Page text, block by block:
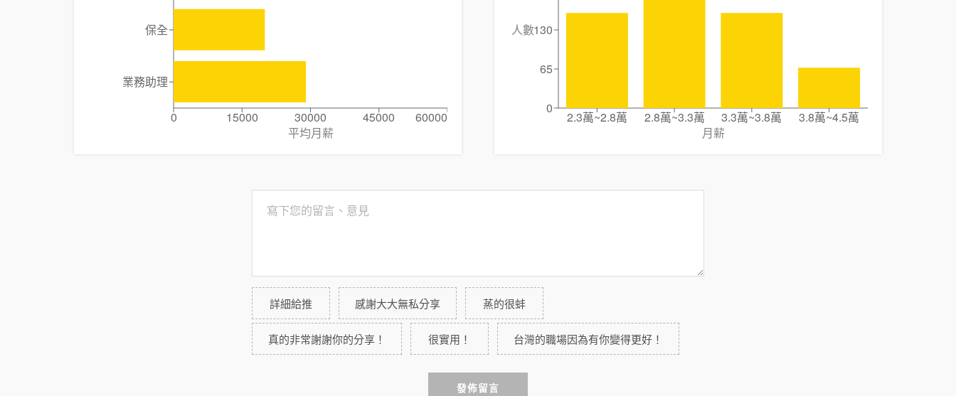
0 15000 30000 45000
60000
平均月薪
保全
業務助理
2.3萬~2.8萬 2.8萬~3.3萬 3.3萬~3.8萬
3.8萬~4.5萬
月薪
0
65
130
人數
詳細給推 感謝大大無私分享 蒸的很蚌
真的非常謝謝你的分享！ 很實用！ 台灣的職場因為有你變得更好！
發佈留言